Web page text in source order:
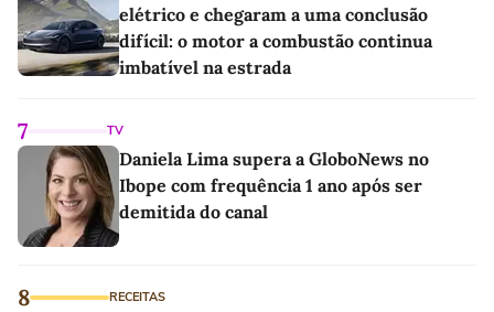
elétrico e chegaram a uma conclusão
difícil: o motor a combustão continua
imbatível na estrada
7 TV
Daniela Lima supera a GloboNews no
Ibope com frequência 1 ano após ser
demitida do canal
8 RECEITAS